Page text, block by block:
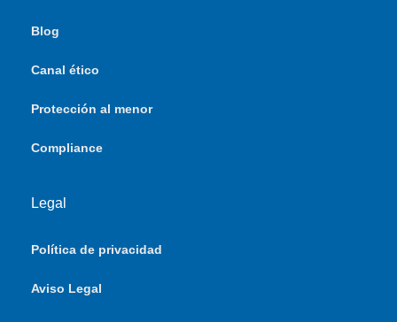
Blog
Canal ético
Protección al menor
Compliance
Legal
Política de privacidad
Aviso Legal